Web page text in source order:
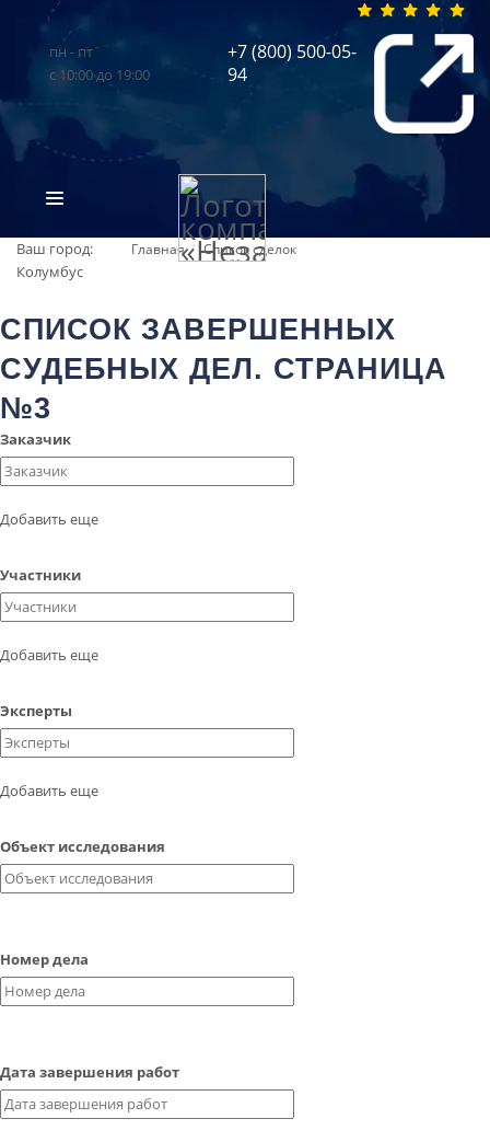
пн - пт
с 10:00 до 19:00
+7 (800) 500-05-
94
Ваш город:
Колумбус
ВИДЫ ЭКСПЕРТИЗ
ОБ ОРГАНИЗАЦИИ
ПРАЙС-ЛИСТ
КОНТАКТЫ
ВОПРОС-ОТВЕТ
Главная Список сделок
СПИСОК ЗАВЕРШЕННЫХ
СУДЕБНЫХ ДЕЛ. СТРАНИЦА
№3
Заказчик
Добавить еще
Участники
Добавить еще
Эксперты
Добавить еще
Объект исследования
Номер дела
Дата завершения работ